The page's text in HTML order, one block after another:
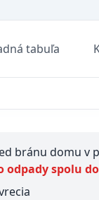
tabuľa
bránu domu v
spolu